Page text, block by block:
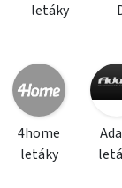
letáky
4home
letáky